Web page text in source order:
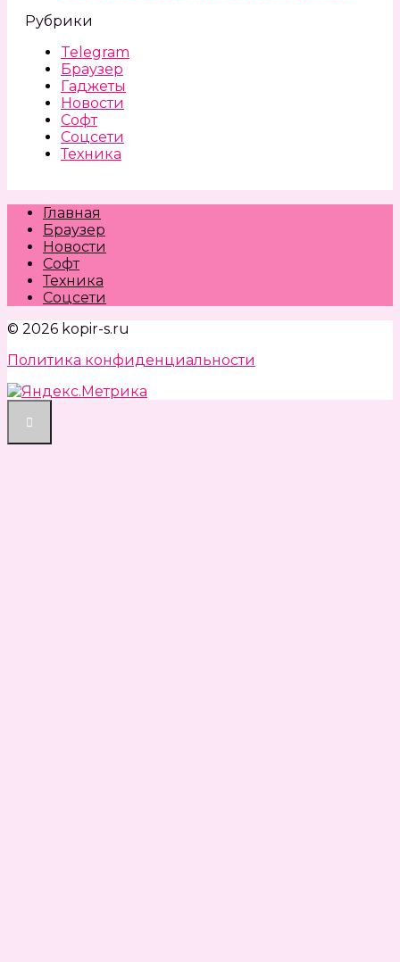
Рубрики
Telegram
Браузер
Гаджеты
Новости
Софт
Соцсети
Техника
Главная
Браузер
Новости
Софт
Техника
Соцсети
© 2026 kopir-s.ru
Политика конфиденциальности